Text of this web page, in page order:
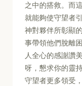
之中的搭救。而
就能夠使守望者
神對夥伴所彰顯
事帶領他們脫離
人全心的感謝讚
呀，懇求你的靈
守望者更多領受